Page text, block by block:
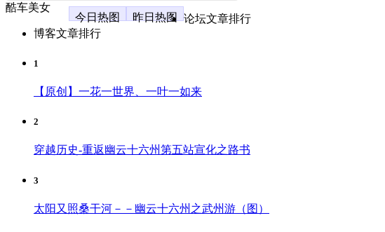
酷车美女
今日热图
昨日热图
论坛文章排行
博客文章排行
1
【原创】一花一世界、一叶一如来
2
穿越历史-重返幽云十六州第五站宣化之路书
3
太阳又照桑干河－－幽云十六州之武州游（图）